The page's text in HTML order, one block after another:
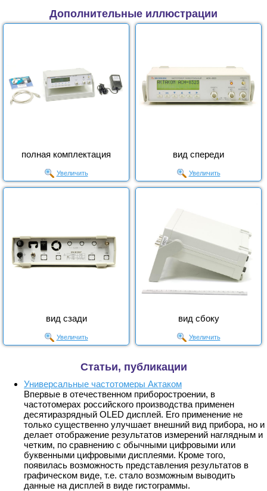
Дополнительные иллюстрации
полная комплектация
Увеличить
вид спереди
Увеличить
вид сзади
Увеличить
вид сбоку
Увеличить
Статьи, публикации
Универсальные частотомеры Актаком
Впервые в отечественном приборостроении, в
частотомерах российского производства применен
десятиразрядный OLED дисплей. Его применение не
только существенно улучшает внешний вид прибора, но и
делает отображение результатов измерений наглядным и
четким, по сравнению с обычными цифровыми или
буквенными цифровыми дисплеями. Кроме того,
появилась возможность представления результатов в
графическом виде, т.е. стало возможным выводить
данные на дисплей в виде гистограммы.